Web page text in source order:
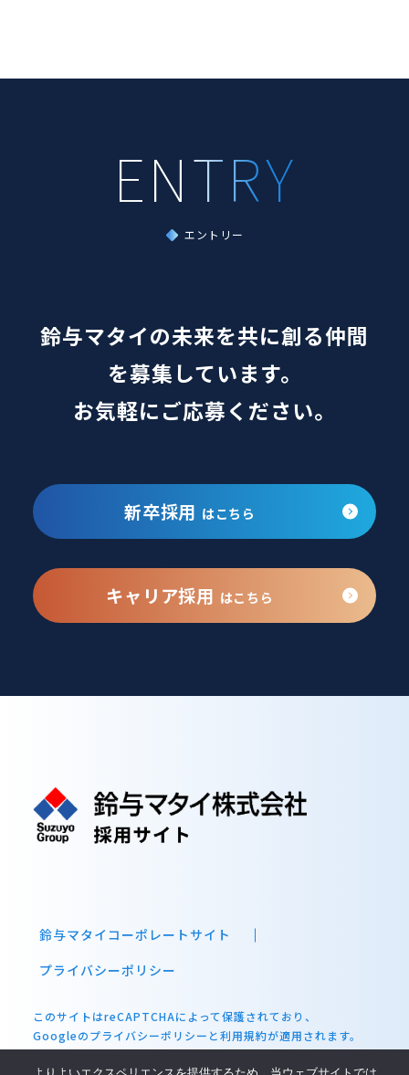
エントリー
鈴与マタイの未来を共に創る仲間
を募集しています。
お気軽にご応募ください。
新卒採用 はこちら
キャリア採用 はこちら
鈴与マタイコーポレートサイト
プライバシーポリシー
このサイトはreCAPTCHAによって保護されており、
Googleのプライバシーポリシー と利用規約が適用されます。
© Newest Corporation. All Rights Reserved.